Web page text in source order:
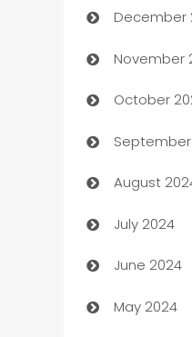
Business
Business
Cabin
cannabis
Canopy
Car dealer
car
Car Rental
December
November
October
August
July 2024
June 2024
May 2024